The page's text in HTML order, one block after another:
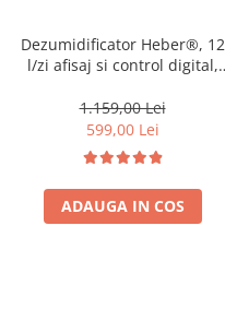
Dezumidificator Heber®, 12
l/zi afisaj si control digital,
functie uscare haine,
temporizator 24 de ore, WiFi,
Smart Life
1.159,00 Lei
599,00 Lei
ADAUGA IN COS